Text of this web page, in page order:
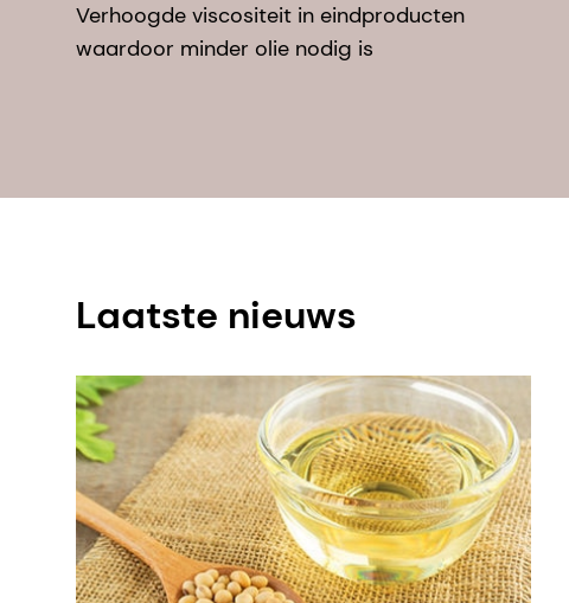
Verhoogde viscositeit in eindproducten
waardoor minder olie nodig is
Laatste nieuws